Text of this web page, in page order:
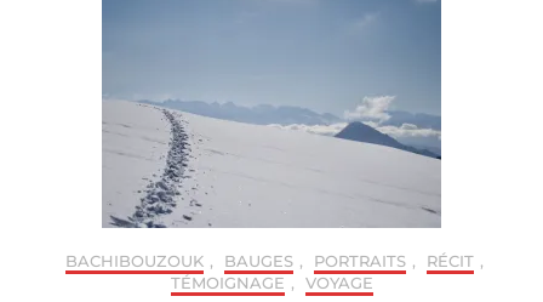
BACHIBOUZOUK , BAUGES , PORTRAITS , RÉCIT ,
TÉMOIGNAGE , VOYAGE